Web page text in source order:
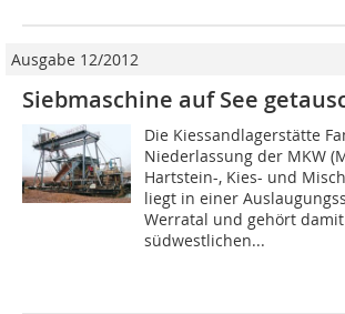
Ausgabe 12/2012
Siebmaschine auf See
Die Kiessandlagerstätte
Niederlassung der MKW
Hartstein-, Kies- und
liegt in einer
Werratal und gehört
südwestlichen...